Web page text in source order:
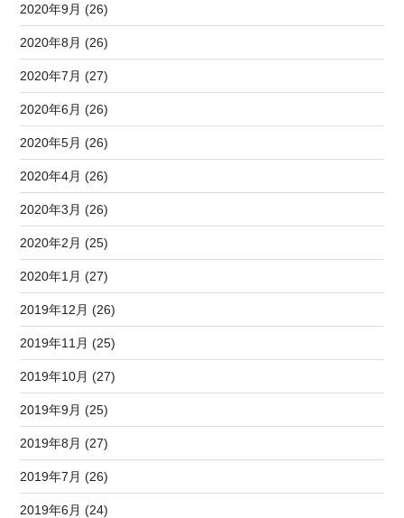
2020年9月 (26)
2020年8月 (26)
2020年7月 (27)
2020年6月 (26)
2020年5月 (26)
2020年4月 (26)
2020年3月 (26)
2020年2月 (25)
2020年1月 (27)
2019年12月 (26)
2019年11月 (25)
2019年10月 (27)
2019年9月 (25)
2019年8月 (27)
2019年7月 (26)
2019年6月 (24)